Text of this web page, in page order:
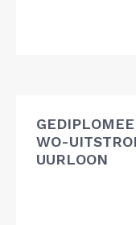
WO-
UURLOON